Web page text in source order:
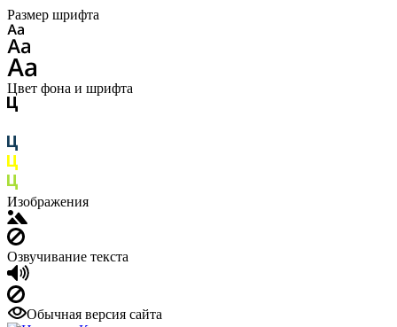
Размер шрифта
Цвет фона и шрифта
Изображения
Озвучивание текста
Обычная версия сайта